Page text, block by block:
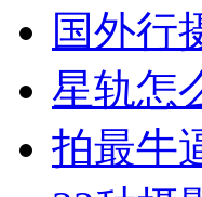
国外行
星轨怎
拍最牛